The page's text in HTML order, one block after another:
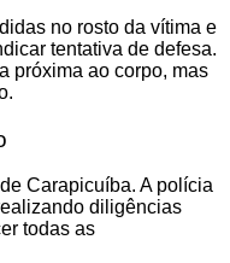
no rosto da vítima e
tentativa de defesa.
próxima ao corpo, mas
Carapicuíba. A polícia
diligências
todas as